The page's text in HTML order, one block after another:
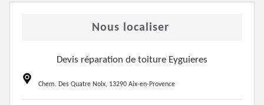
Nous localiser
Devis réparation de toiture Eyguieres
Chem. Des Quatre Noix, 13290 Aix-en-Provence